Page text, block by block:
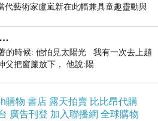
代藝術家盧嵐新在此幅兼具童趣靈動與
新作中，用湛藍的羽翼般色塊包覆著
的時候: 他怕見太陽光 我有一次去上趙
父把窗簾放下， 他說:陽
購物 書店 露天拍賣 比比昂代購
廣告刊登 加入聯播網 全球購物